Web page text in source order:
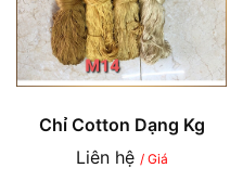
Chỉ Cotton Dạng Kg
Liên hệ / Giá